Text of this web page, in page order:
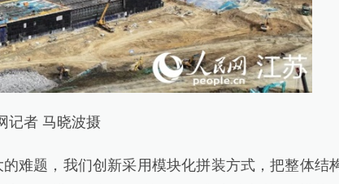
者 马晓波摄
题，我们创新采用模块化拼装方式，把整体结